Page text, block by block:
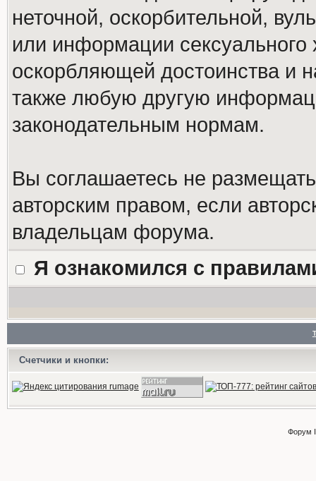
неточной, оскорбительной,
или информации
оскорбляющей достоинства и
также любую другую
законодательным нормам.
Вы соглашаетесь не
авторским правом, если
владельцам форума.
Я ознакомился с
Счетчики и кнопки:
Форум